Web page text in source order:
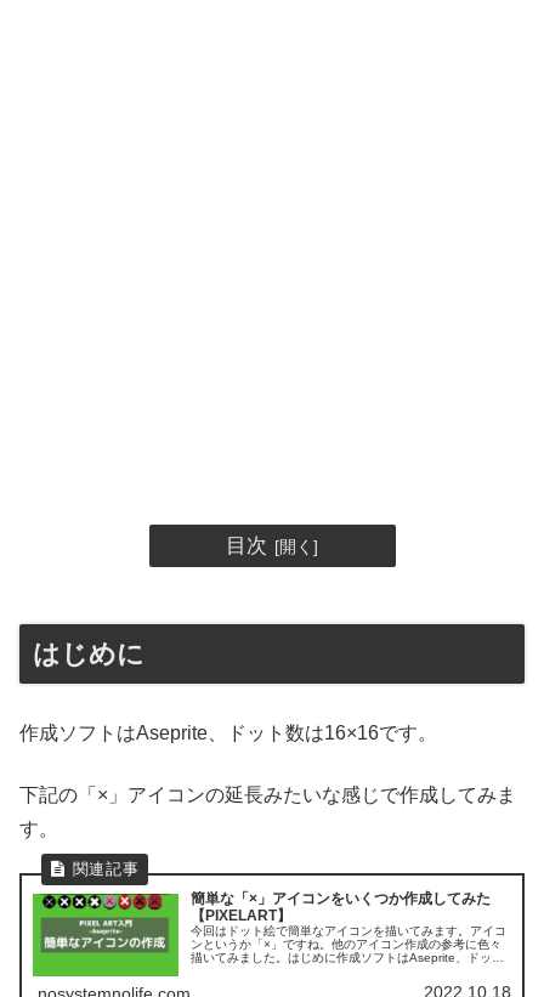
目次
はじめに
作成ソフトはAseprite、ドット数は16×16です。
下記の「×」アイコンの延長みたいな感じで作成してみま
す。
簡単な「×」アイコンをいくつか作成してみた
【PIXELART】
今回はドット絵で簡単なアイコンを描いてみます。アイコ
ンというか「×」ですね。他のアイコン作成の参考に色々
描いてみました。はじめに作成ソフトはAseprite、ドット
2022.10.18